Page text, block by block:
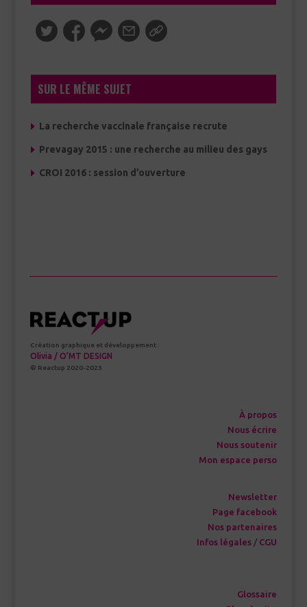
SUR LE MÊME SUJET
La recherche vaccinale française recrute
Prevagay 2015 : une recherche au milieu des gays
CROI 2016 : session d’ouverture
Création graphique et développement :
Olivia / O’MT DESIGN
© Reactup 2020-2023
À propos
Nous écrire
Nous soutenir
Mon espace perso
Newsletter
Page facebook
Nos partenaires
Infos légales / CGU
Glossaire